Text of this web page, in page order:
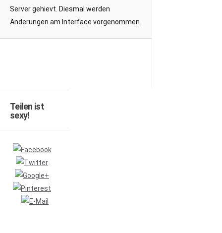
Server gehievt. Diesmal werden
Änderungen am Interface vorgenommen.
Teilen ist
sexy!